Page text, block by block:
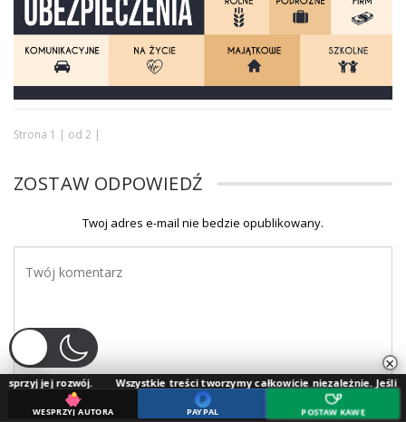
Strona 1 | od 2 |
ZOSTAW ODPOWIEDŹ
Twoj adres e-mail nie bedzie opublikowany.
×
Wszystkie treści tworzymy całkowicie niezależnie. Jeśli doceniasz
WESPRZYJ AUTORA PAYPAL POSTAW KAWĘ